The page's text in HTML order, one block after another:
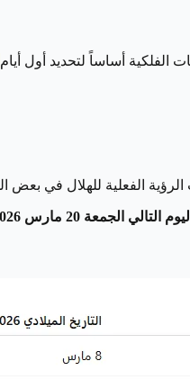
الفلكية أساساً لتحديد أول أيام
اليوم التالي الجمعة 20 مارس 2026 أول أيام العيد في معظم الدول العربية والإسلامية